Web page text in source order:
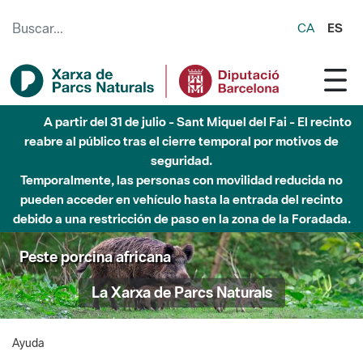
CA ES
A partir del 31 de julio - Sant Miquel del Fai - El recinto
reabre al público tras el cierre temporal por motivos de
seguridad.
Temporalmente, las personas con movilidad reducida no
pueden acceder en vehículo hasta la entrada del recinto
debido a una restricción de paso en la zona de la Foradada.
Peste porcina africana
La Xarxa de Parcs Naturals
Ayuda